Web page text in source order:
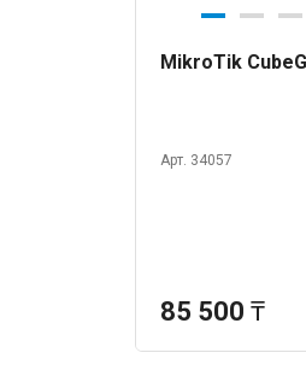
MikroTik
Арт. 34057
85 500 ₸